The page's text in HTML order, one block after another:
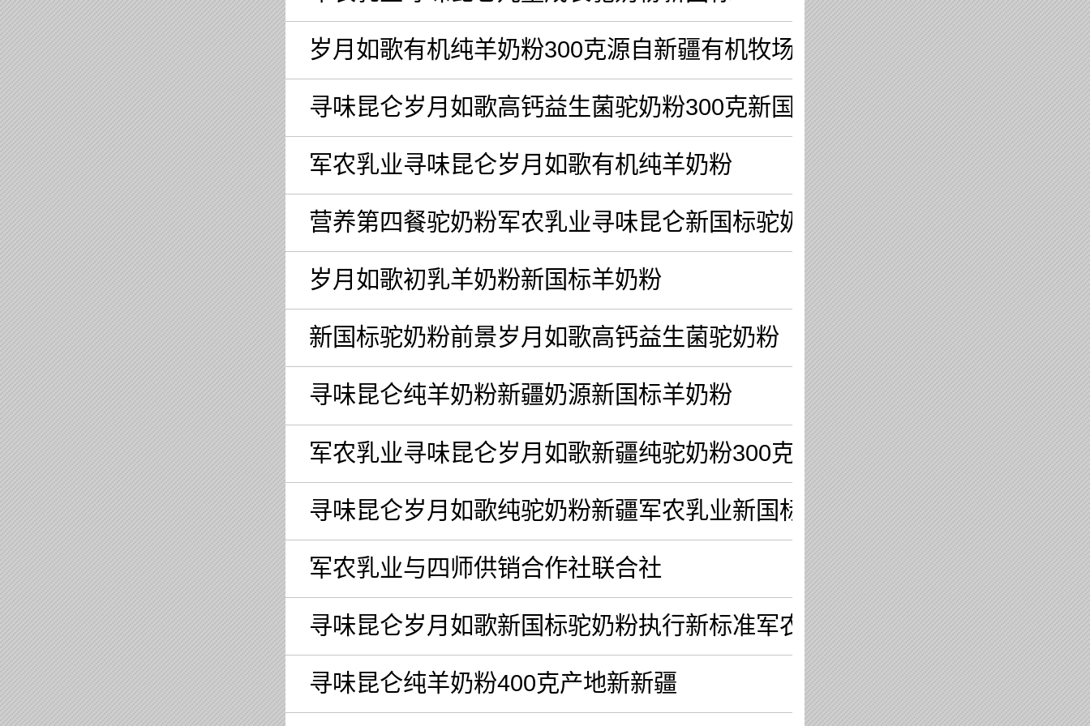
岁月如歌有机纯羊奶粉300克源自新疆有机牧场
寻味昆仑岁月如歌高钙益生菌驼奶粉300克新国标驼奶粉
军农乳业寻味昆仑岁月如歌有机纯羊奶粉
营养第四餐驼奶粉军农乳业寻味昆仑新国标驼奶粉
岁月如歌初乳羊奶粉新国标羊奶粉
新国标驼奶粉前景岁月如歌高钙益生菌驼奶粉
寻味昆仑纯羊奶粉新疆奶源新国标羊奶粉
军农乳业寻味昆仑岁月如歌新疆纯驼奶粉300克
寻味昆仑岁月如歌纯驼奶粉新疆军农乳业新国标驼奶粉
军农乳业与四师供销合作社联合社
寻味昆仑岁月如歌新国标驼奶粉执行新标准军农乳业
寻味昆仑纯羊奶粉400克产地新新疆